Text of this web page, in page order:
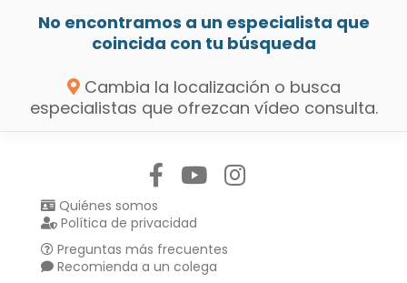
No encontramos a un especialista que
coincida con tu búsqueda
Cambia la localización o busca
especialistas que ofrezcan vídeo consulta.
Quiénes somos
Política de privacidad
Preguntas más frecuentes
Recomienda a un colega